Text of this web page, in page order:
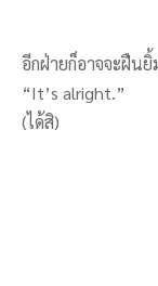
อีกฝ่ายก็อาจจะฝืน
“It’s alright.”
(ได้สิ)